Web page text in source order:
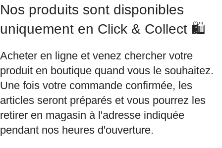
Nos produits sont disponibles
uniquement en Click & Collect 🛍️
Acheter en ligne et venez chercher votre
produit en boutique quand vous le souhaitez.
Une fois votre commande confirmée, les
articles seront préparés et vous pourrez les
retirer en magasin à l'adresse indiquée
pendant nos heures d'ouverture.